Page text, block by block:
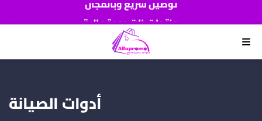
منتجات ذات جودة عالية
اطلب الآن والدفع عند استلام المنتج
القائمة
أدوات الصيانة